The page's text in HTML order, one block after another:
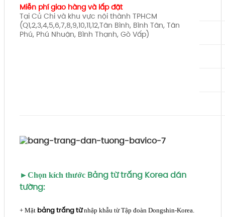
Miễn phí giao hàng và lắp đặt
Tại Củ Chi và khu vực nội thành TPHCM
(Q1,2,3,4,5,6,7,8,9,10,11,12,Tân Bình, Bình Tân, Tân
Phú, Phú Nhuận, Bình Thạnh, Gò Vấp)
►Chọn kích thước Bảng từ trắng Korea dán
tường:
+ Mặt bảng trắng từnhập khẫu từ Tập đoàn Dongshin-Korea.